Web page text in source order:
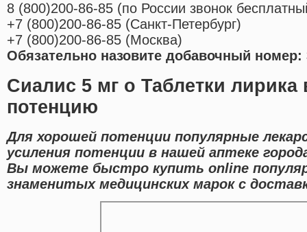
8 (800)200-86-85 (по России звонок
+7 (800)200-86-85 (Санкт-Петербург)
+7 (800)200-86-85 (Москва)
Обязательно назовите добавочный номер:
Сиалис 5 мг о Таблетки лирика
потенцию
Для хорошей потенции популярные
усиления потенции в нашей аптеке
Вы можете быстро купить online
знаменитых медицинских марок с